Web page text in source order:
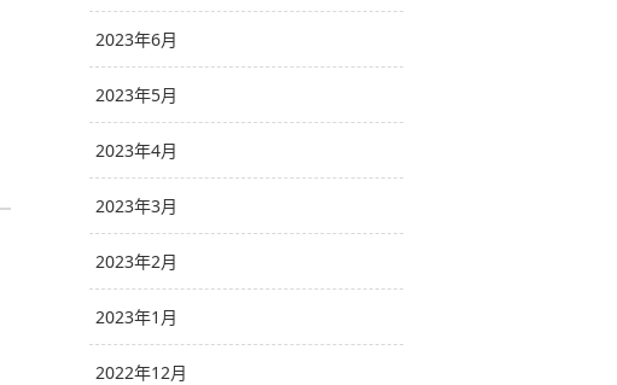
2023年6月
2023年5月
2023年4月
2023年3月
2023年2月
2023年1月
2022年12月